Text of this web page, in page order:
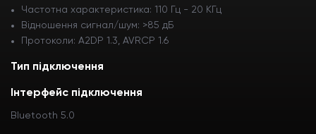
Частотна характеристика: 110 Гц - 20 КГц
Відношення сигнал/шум: >85 дБ
Протоколи: A2DP 1.3, AVRCP 1.6
Тип підключення
Інтерфейс підключення
Bluetooth 5.0